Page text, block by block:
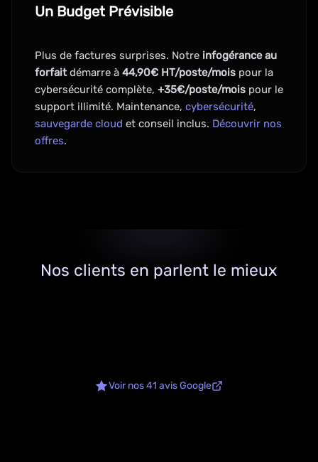
Un Budget Prévisible
Plus de factures surprises. Notre infogérance au
forfait démarre à 44,90€ HT/poste/mois pour la
cybersécurité complète, +35€/poste/mois pour le
support illimité. Maintenance, cybersécurité,
sauvegarde cloud et conseil inclus. Découvrir nos
offres.
Nos clients en parlent le mieux
Voir nos 41 avis Google